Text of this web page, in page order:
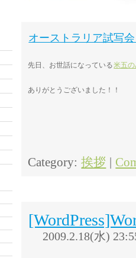
オーストラリア試写
先日、お世話になっている米五
ありがとうございました！！
Category: 挨拶 |
2009.2.18(水)